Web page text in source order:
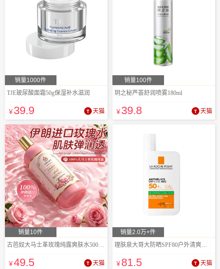
销量1000件
TJE玻尿酸面霜50g保湿补水滋润
¥39.9 天猫
销量100件
玥之秘芦荟舒润喷雾180ml
¥39.8 天猫
销量10件
古芭奴大马士革玫瑰纯露爽肤水500ML
¥49.5 天猫
销量2.0万+件
理肤泉大哥大防晒SPF80户外清爽隔离50ml
¥81.5 天猫